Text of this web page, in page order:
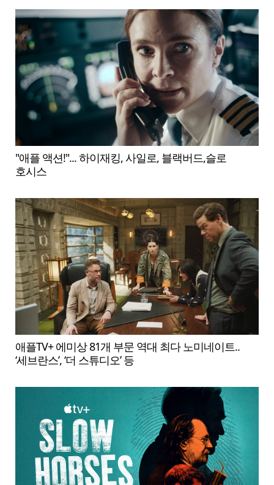
"애플 액션!"... 하이재킹, 사일로, 블랙버드,슬로
호시스
애플TV+ 에미상 81개 부문 역대 최다 노미네이트..
‘세브란스’, ‘더 스튜디오’ 등